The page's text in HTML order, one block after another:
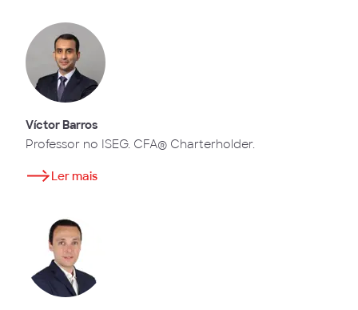
Víctor Barros
Professor no ISEG. CFA® Charterholder.
Ler mais